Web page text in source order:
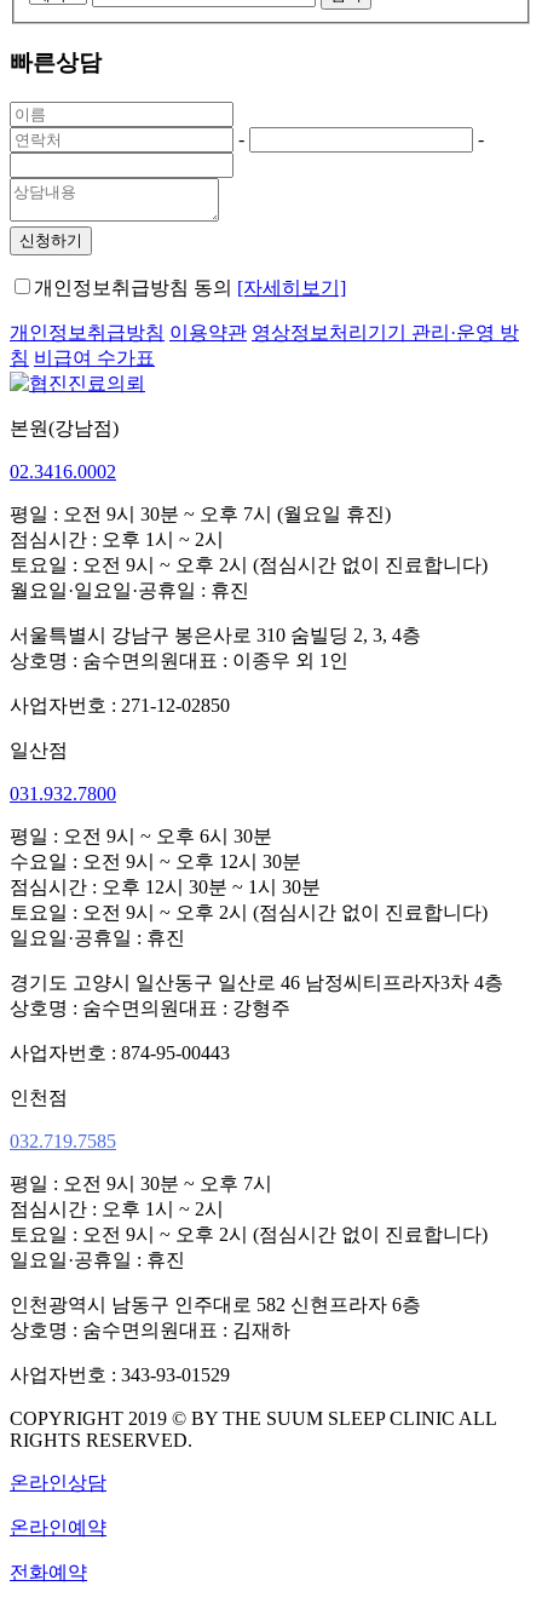
빠른상담
- -
신청하기
개인정보취급방침 동의 [자세히보기]
개인정보취급방침 이용약관 영상정보처리기기 관리·운영 방
침 비급여 수가표
본원(강남점)
02.3416.0002
평일 : 오전 9시 30분 ~ 오후 7시 (월요일 휴진)
점심시간 : 오후 1시 ~ 2시
토요일 : 오전 9시 ~ 오후 2시 (점심시간 없이 진료합니다)
월요일·일요일·공휴일 : 휴진
서울특별시 강남구 봉은사로 310 숨빌딩 2, 3, 4층
상호명 : 숨수면의원대표 : 이종우 외 1인
사업자번호 : 271-12-02850
일산점
031.932.7800
평일 : 오전 9시 ~ 오후 6시 30분
수요일 : 오전 9시 ~ 오후 12시 30분
점심시간 : 오후 12시 30분 ~ 1시 30분
토요일 : 오전 9시 ~ 오후 2시 (점심시간 없이 진료합니다)
일요일·공휴일 : 휴진
경기도 고양시 일산동구 일산로 46 남정씨티프라자3차 4층
상호명 : 숨수면의원대표 : 강형주
사업자번호 : 874-95-00443
인천점
032.719.7585
평일 : 오전 9시 30분 ~ 오후 7시
점심시간 : 오후 1시 ~ 2시
토요일 : 오전 9시 ~ 오후 2시 (점심시간 없이 진료합니다)
일요일·공휴일 : 휴진
인천광역시 남동구 인주대로 582 신현프라자 6층
상호명 : 숨수면의원대표 : 김재하
사업자번호 : 343-93-01529
COPYRIGHT 2019 © BY THE SUUM SLEEP CLINIC ALL
RIGHTS RESERVED.
온라인상담
온라인예약
전화예약